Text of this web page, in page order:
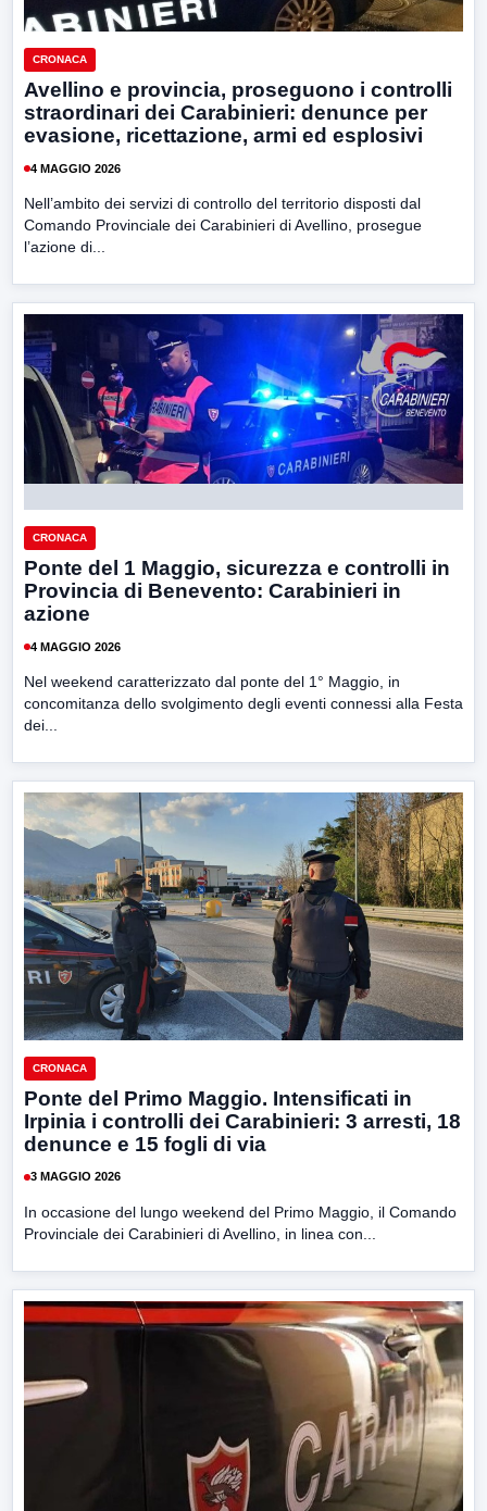
CRONACA
Avellino e provincia, proseguono i controlli
straordinari dei Carabinieri: denunce per
evasione, ricettazione, armi ed esplosivi
4 MAGGIO 2026
Nell’ambito dei servizi di controllo del territorio disposti dal
Comando Provinciale dei Carabinieri di Avellino, prosegue
l’azione di...
CRONACA
Ponte del 1 Maggio, sicurezza e controlli in
Provincia di Benevento: Carabinieri in
azione
4 MAGGIO 2026
Nel weekend caratterizzato dal ponte del 1° Maggio, in
concomitanza dello svolgimento degli eventi connessi alla Festa
dei...
CRONACA
Ponte del Primo Maggio. Intensificati in
Irpinia i controlli dei Carabinieri: 3 arresti, 18
denunce e 15 fogli di via
3 MAGGIO 2026
In occasione del lungo weekend del Primo Maggio, il Comando
Provinciale dei Carabinieri di Avellino, in linea con...